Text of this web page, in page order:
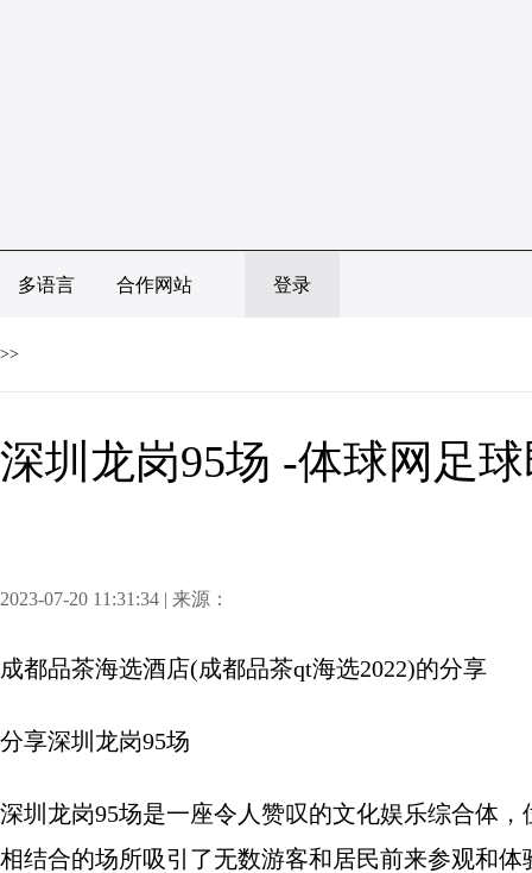
多语言 合作网站 登录
>>
深圳龙岗95场 -体球网足
2023-07-20 11:31:34 | 来源：
成都品茶海选酒店(成都品茶qt海选2022)的分享
分享深圳龙岗95场
深圳龙岗95场是一座令人赞叹的文化娱乐综合体
相结合的场所吸引了无数游客和居民前来参观和体